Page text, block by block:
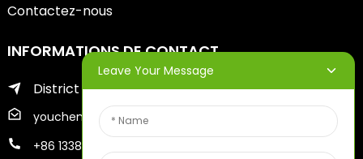
Contactez-nous
INFORMATIONS DE CONTACT
District de Zhifu de la ville de Yantai
youcheng@ytscreenprinter.com
+86 13386383930
Leave Your Message